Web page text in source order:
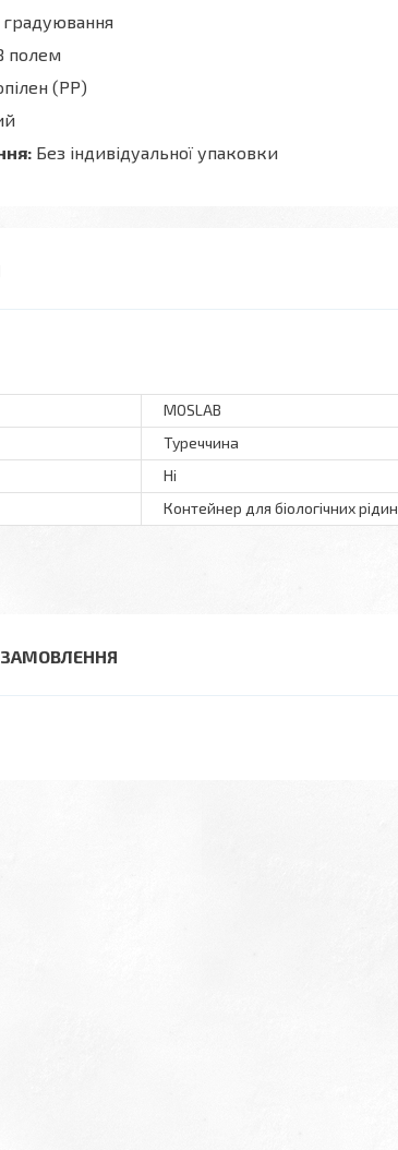
градуювання
полем
(PP)
Без індивідуальної упаковки
MOSLAB
Туреччина
Ні
Контейнер для біологічних рідин